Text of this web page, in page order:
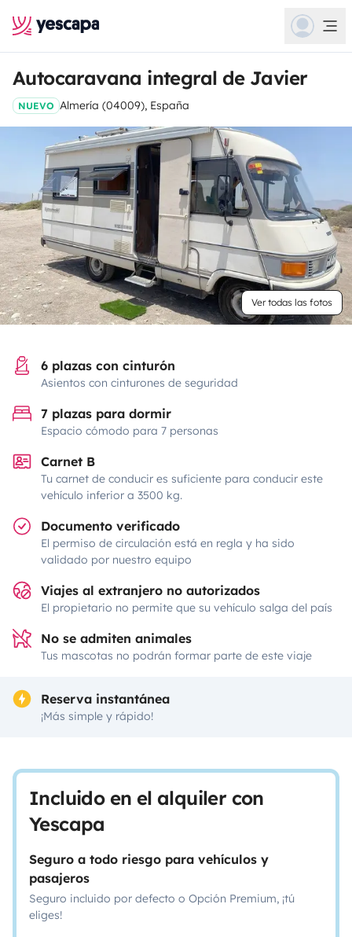
Autocaravana integral de Javier
NUEVO Almería (04009), España
Ver todas las fotos
6 plazas con cinturón
Asientos con cinturones de seguridad
7 plazas para dormir
Espacio cómodo para 7 personas
Carnet B
Tu carnet de conducir es suficiente para conducir este
vehículo inferior a 3500 kg.
Documento verificado
El permiso de circulación está en regla y ha sido
validado por nuestro equipo
Viajes al extranjero no autorizados
El propietario no permite que su vehículo salga del país
No se admiten animales
Tus mascotas no podrán formar parte de este viaje
Reserva instantánea
¡Más simple y rápido!
Incluido en el alquiler con
Yescapa
Seguro a todo riesgo para vehículos y
pasajeros
Seguro incluido por defecto o Opción Premium, ¡tú
eliges!